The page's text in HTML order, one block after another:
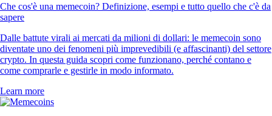
Che cos'è una memecoin? Definizione, esempi e tutto quello che c'è da
sapere
Dalle battute virali ai mercati da milioni di dollari: le memecoin sono
diventate uno dei fenomeni più imprevedibili (e affascinanti) del settore
crypto. In questa guida scopri come funzionano, perché contano e
come comprarle e gestirle in modo informato.
Learn more